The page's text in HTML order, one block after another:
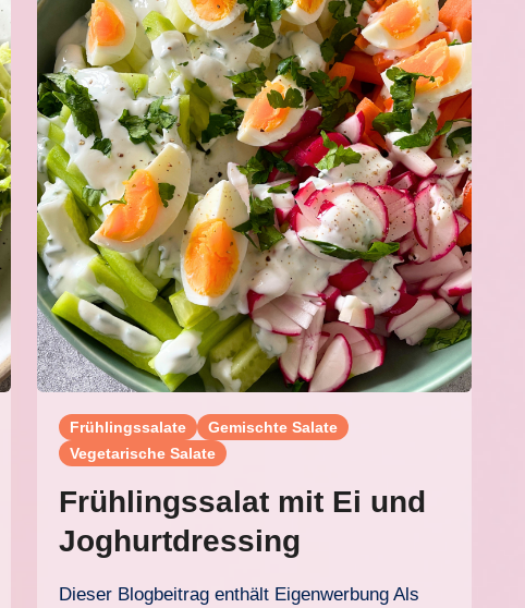
Frühlingssalate
Gemischte Salate
Vegetarische Salate
Frühlingssalat mit Ei und
Joghurtdressing
Dieser Blogbeitrag enthält Eigenwerbung Als